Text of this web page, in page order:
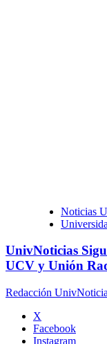
Noticias
UnivNoticias
UCV y Unión
Redacción
X
Facebook
Instagram